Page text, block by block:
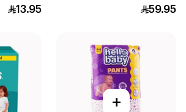
52قطعة
59.95
3.5-7كيلو 15قطعة
13.95
+